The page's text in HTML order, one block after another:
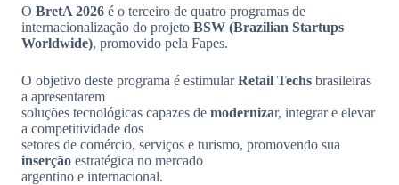
O BretA 2026 é o terceiro de quatro programas de
internacionalização do projeto BSW (Brazilian Startups
Worldwide), promovido pela Fapes.
O objetivo deste programa é estimularRetail Techs brasileiras
a apresentarem
soluções tecnológicas capazes de modernizar, integrar e elevar
a competitividade dos
setores de comércio, serviços e turismo, promovendo sua
inserção estratégica no mercado
argentino e internacional.